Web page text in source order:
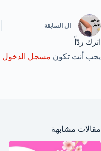
ال السابقة
اترك ردّاً
يجب أنت تكون مسجل الدخول
مقالات مشابهة